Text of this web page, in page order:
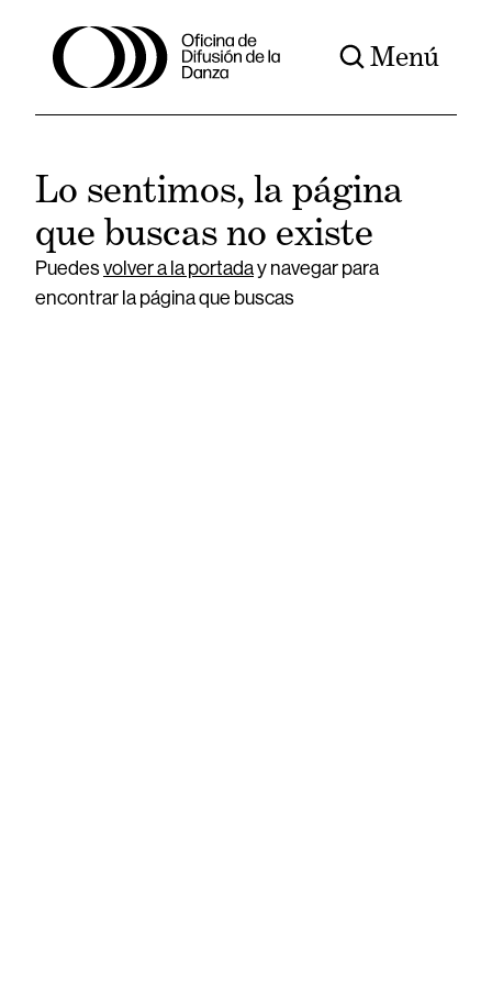
Menú
Lo sentimos, la página
que buscas no existe
Puedesvolver a la portaday navegar para
encontrar la página que buscas